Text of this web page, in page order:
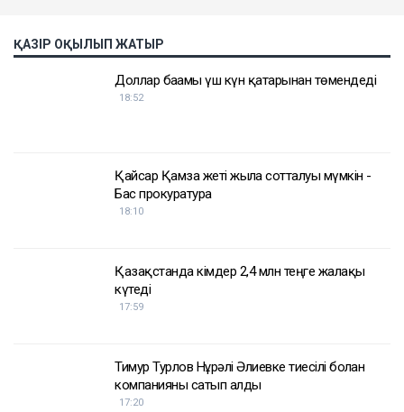
18:52
Бас прокуратура
18:10
күтеді
17:59